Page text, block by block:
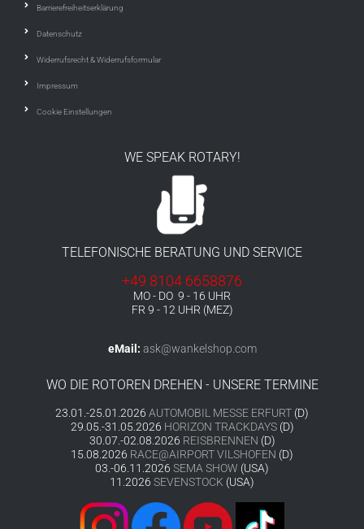
Barrierefreiheitserklärung
Datenschutz
Widerrufsrecht & Widerrufsformular
Impressum
Cookie Einstellungen
WE SPEAK ROTARY!
TELEFONISCHE BERATUNG UND SERVICE
+49 8104 6658876
MO - DO 9 - 16 UHR
FR 9 - 12 UHR (MEZ)
eMail: ask@wankelshop.com
WO DIE ROTOREN DREHEN - UNSERE TERMINE
23.01.-25.01.2026 AUTOMOBIL MESSE ERFURT (D)
29.05.-31.05.2026 HORIZON TRACKDAYS(D)
30.07.-02.08.2026 REISBRENNEN (D)
15.08.2026 RACE@AIRPORT VILSHOFEN (D)
03.-06.11.2026 SEMA SHOW (USA)
11.2026 SEVENSTOCK (USA)